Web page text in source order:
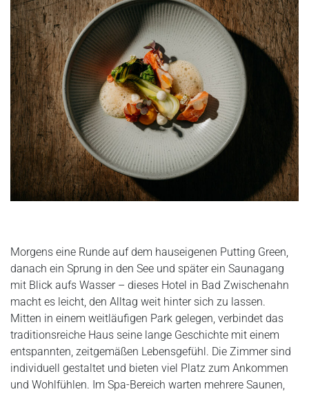
Morgens eine Runde auf dem hauseigenen Putting Green,
danach ein Sprung in den See und später ein Saunagang
mit Blick aufs Wasser – dieses Hotel in Bad Zwischenahn
macht es leicht, den Alltag weit hinter sich zu lassen.
Mitten in einem weitläufigen Park gelegen, verbindet das
traditionsreiche Haus seine lange Geschichte mit einem
entspannten, zeitgemäßen Lebensgefühl. Die Zimmer sind
individuell gestaltet und bieten viel Platz zum Ankommen
und Wohlfühlen. Im Spa-Bereich warten mehrere Saunen,